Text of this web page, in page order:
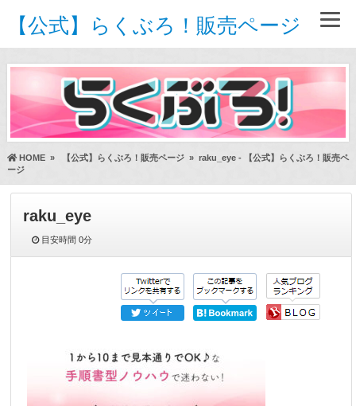
【公式】らくぶろ！販売ページ
HOME» 【公式】らくぶろ！販売ページ» raku_eye - 【公式】らくぶろ！販売ペ
ージ
raku_eye
目安時間 0分